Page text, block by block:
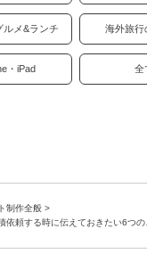
ルメ&ランチ 海外旅行
・iPad 全
制作全般 >
依頼する時に伝えておきたい6つの